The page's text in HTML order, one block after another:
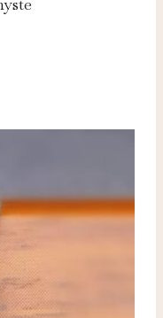
l'audience et
Matomo…).